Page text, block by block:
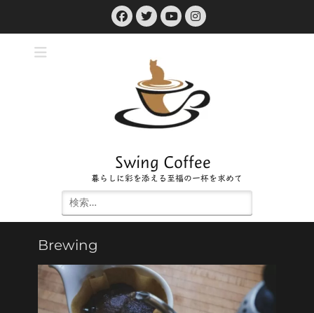
Facebook
Twitter
YouTube
Instagram
Swing Coffee
暮らしに彩を添える至福の一杯を求めて
検
索:
Brewing